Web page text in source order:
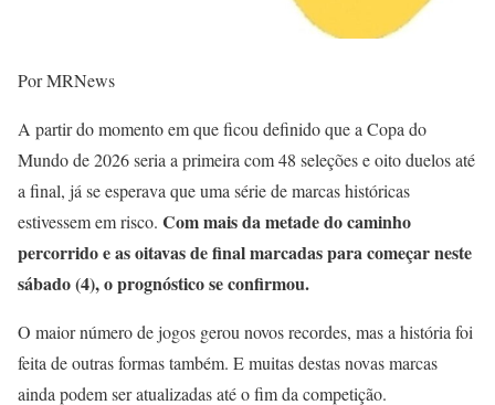
Por MRNews
A partir do momento em que ficou definido que a Copa do
Mundo de 2026 seria a primeira com 48 seleções e oito duelos até
a final, já se esperava que uma série de marcas históricas
estivessem em risco. Com mais da metade do caminho
percorrido e as oitavas de final marcadas para começar neste
sábado (4), o prognóstico se confirmou.
O maior número de jogos gerou novos recordes, mas a história foi
feita de outras formas também. E muitas destas novas marcas
ainda podem ser atualizadas até o fim da competição.